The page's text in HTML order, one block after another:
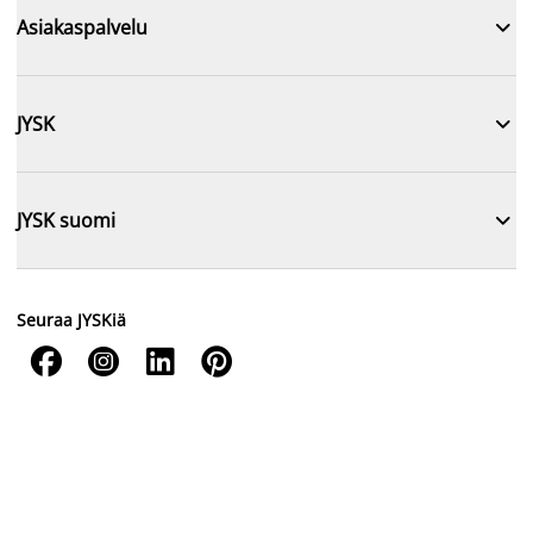
Asiakaspalvelu 
JYSK 
JYSK suomi 
Seuraa JYSKiä
   